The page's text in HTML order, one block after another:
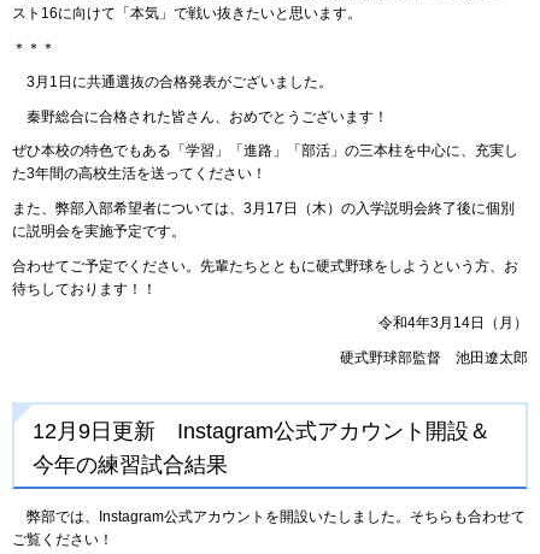
スト16に向けて「本気」で戦い抜きたいと思います。
＊＊＊
3月1日に共通選抜の合格発表がございました。
秦野総合に合格された皆さん、おめでとうございます！
ぜひ本校の特色でもある「学習」「進路」「部活」の三本柱を中心に、充実し
た3年間の高校生活を送ってください！
また、弊部入部希望者については、3月17日（木）の入学説明会終了後に個別
に説明会を実施予定です。
合わせてご予定でください。先輩たちとともに硬式野球をしようという方、お
待ちしております！！
令和4年3月14日（月）
硬式野球部監督 池田遼太郎
12月9日更新 Instagram公式アカウント開設＆
今年の練習試合結果
弊部では、Instagram公式アカウントを開設いたしました。そちらも合わせて
ご覧ください！